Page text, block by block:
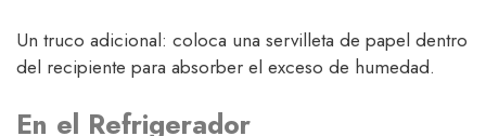
Un truco adicional: coloca una servilleta de papel dentro
del recipiente para absorber el exceso de humedad.
En el Refrigerador